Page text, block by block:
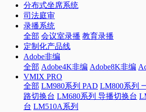
分布式坐席系统
司法庭审
录播系统
全部 会议室录播 教育录播
定制化产品线
Adobe非编
全部 Adobe4K非编 Adobe8K非编
VMIX PRO
全部 LM980系列 PAD LM800系列
路切换台 LM680系列 导播切换台
台 LM510A系列